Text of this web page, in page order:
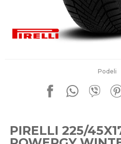
Podeli
PIRELLI 225/
Za više informacija, pomoć i
porudžbine
011 4427900
Pišite nam
office@kitcommerce.rs